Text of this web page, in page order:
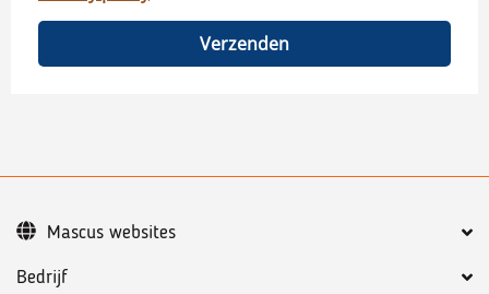
Verzenden
Bedrijf
Mascus websites